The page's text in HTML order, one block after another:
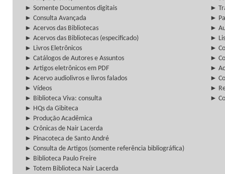
► Somente Documentos digitais
►
► Consulta Avançada
►
► Acervos das Bibliotecas
►
► Acervos das Bibliotecas (especificado)
►
► Livros Eletrônicos
►
► Catálogos de Autores e Assuntos
►
► Artigos eletrônicos em PDF
►
► Acervo audiolivros e livros falados
►
► Vídeos
►
► Biblioteca Viva: consulta
►
► HQs da Gibiteca
► Produção Acadêmica
► Crônicas de Nair Lacerda
► Pinacoteca de Santo André
► Consulta de Artigos (somente referência bibliográfica)
► Biblioteca Paulo Freire
► Totem Biblioteca Nair Lacerda